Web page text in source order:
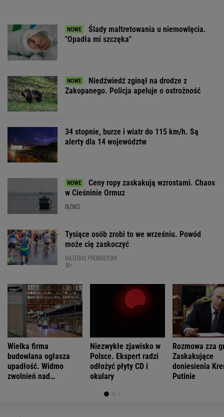
Ślady maltretowania u niemowlęcia.
"Opadła mi szczęka"
Niedźwiedź zginął na drodze z
Zakopanego. Policja apeluje o ostrożność
34 stopnie, burze i wiatr do 115 km/h. Są
alerty dla 14 województw
Ceny ropy zaskakują wzrostami. Chaos
w Cieśninie Ormuz
BIZNES
Tysiące osób zrobi to we wrześniu. Powód
może cię zaskoczyć
MATERIAŁ PROMOCYJNY,
18+
Wielka firma
budowlana ogłasza
upadłość. Widmo
zwolnień nad
Niezwykłe zjawisko w
Polsce. Ekspert radzi
odłożyć płyty CD i
okulary
Rozmowa zza
Zaskakujące
doniesienia
Putinie